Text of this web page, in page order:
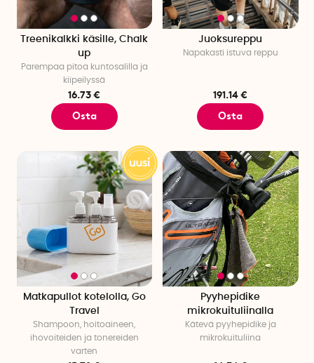
Treenikalkki käsille, Chalk
up
Parempaa pitoa kuntosalilla ja
kiipeilyssä
16.73 €
Osta
Juoksureppu
Napakasti istuva reppu
191.14 €
Osta
Matkapullot kotelolla, Go
Travel
Shampoon, hoitoaineen,
ihovoiteiden ja tonereiden
varten
Pyyhepidike
mikrokuituliinalla
Kätevä pyyhepidike ja
mikrokuituliina